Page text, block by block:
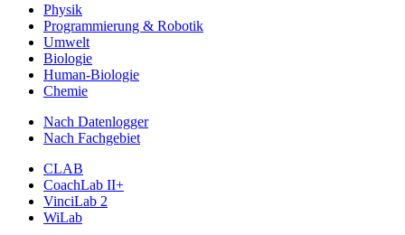
Physik
Programmierung & Robotik
Umwelt
Biologie
Human-Biologie
Chemie
Nach Datenlogger
Nach Fachgebiet
CLAB
CoachLab II+
VinciLab 2
WiLab